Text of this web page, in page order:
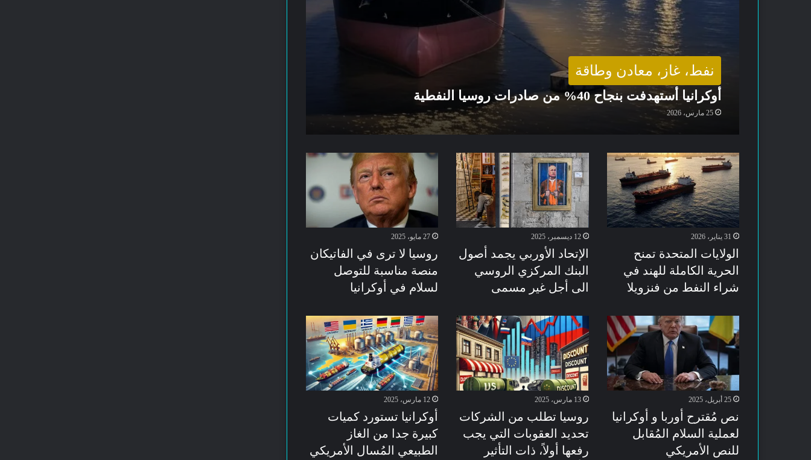
نفط، غاز، معادن وطاقة
أوكرانيا أستهدفت بنجاح 40% من صادرات روسيا النفطية
25 مارس، 2026
31 يناير، 2026
الولايات المتحدة تمنح
الحرية الكاملة للهند في
شراء النفط من فنزويلا
12 ديسمبر، 2025
الإتحاد الأوربي يجمد أصول
البنك المركزي الروسي
الى أجل غير مسمى
27 مايو، 2025
روسيا لا ترى في الفاتيكان
منصة مناسبة للتوصل
لسلام في أوكرانيا
25 أبريل، 2025
نص مُقترح أوربا و أوكرانيا
لعملية السلام المُقابل
للنص الأمريكي
13 مارس، 2025
روسيا تطلب من الشركات
تحديد العقوبات التي يجب
رفعها أولاً، ذات التأثير
12 مارس، 2025
أوكرانيا تستورد كميات
كبيرة جدا من الغاز
الطبيعي المُسال الأمريكي